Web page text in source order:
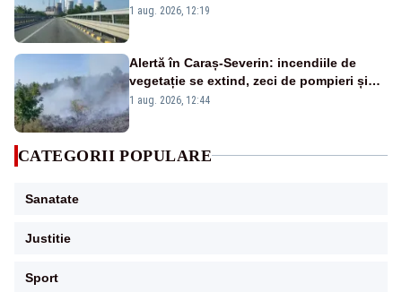
de la Rovinari
1 aug. 2026, 12:19
Alertă în Caraș-Severin: incendiile de
vegetație se extind, zeci de pompieri și
silvicultori se luptă cu flăcările - VIDEO
1 aug. 2026, 12:44
CATEGORII POPULARE
Sanatate
Justitie
Sport